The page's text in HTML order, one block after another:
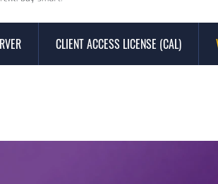
CLIENT ACCESS LICENSE (CAL)